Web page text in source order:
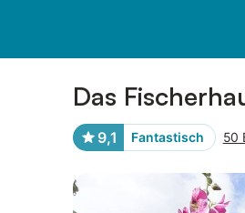
Das
9,1 Fantastisch 50